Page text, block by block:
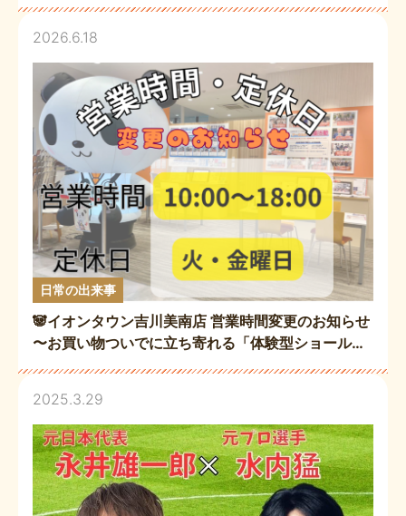
2026.6.18
日常の出来事
🐼イオンタウン吉川美南店 営業時間変更のお知らせ
〜お買い物ついでに立ち寄れる「体験型ショールー
2025.3.29